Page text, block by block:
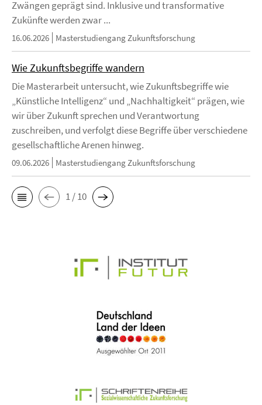
Zwängen geprägt sind. Inklusive und transformative
Zukünfte werden zwar ...
16.06.2026 Masterstudiengang Zukunftsforschung
Wie Zukunftsbegriffe wandern
Die Masterarbeit untersucht, wie Zukunftsbegriffe wie
„Künstliche Intelligenz“ und „Nachhaltigkeit“ prägen, wie
wir über Zukunft sprechen und Verantwortung
zuschreiben, und verfolgt diese Begriffe über verschiedene
gesellschaftliche Arenen hinweg.
09.06.2026 Masterstudiengang Zukunftsforschung
1 / 10